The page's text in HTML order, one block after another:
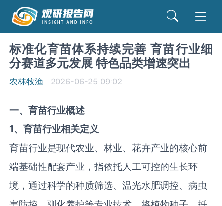
标准化育苗体系持续完善 育苗‌‌‌行业细
分赛道多元发展 特色品类增速突出
农林牧渔 2026-06-25 09:02
一、育苗行业概述
1、育苗行业相关定义
育苗行业是现代农业、林业、花卉产业的核心前
端基础性配套产业，指依托人工可控的生长环
境，通过科学的种质筛选、温光水肥调控、病虫